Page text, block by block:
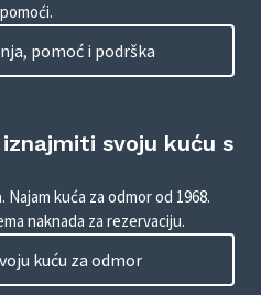
pomoć i podrška
svoju kuću s
Najam kuća za odmor od 1968.
naknada za rezervaciju.
kuću za odmor